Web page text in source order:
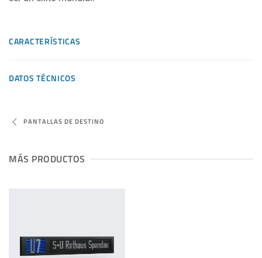
CARACTERÍSTICAS
DATOS TÉCNICOS
PANTALLAS DE DESTINO
MÁS PRODUCTOS